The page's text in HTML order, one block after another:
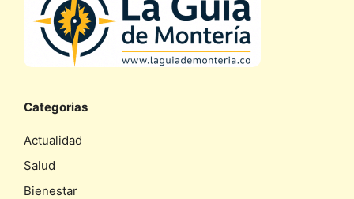
Categorias
Actualidad
Salud
Bienestar